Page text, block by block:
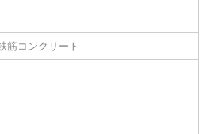
筋コンクリート